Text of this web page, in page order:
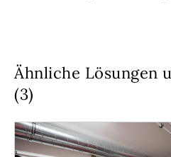
Ähnliche Lösungen
(3)